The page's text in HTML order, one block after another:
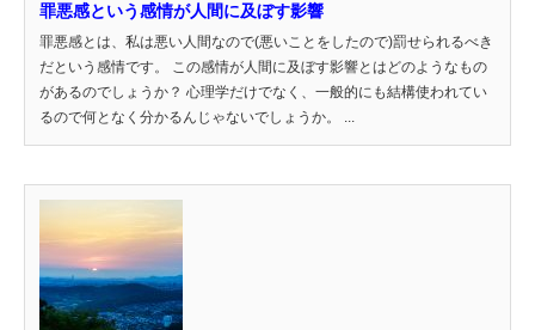
罪悪感という感情が人間に及ぼす影響
罪悪感とは、私は悪い人間なので(悪いことをしたので)罰せられるべき
だという感情です。 この感情が人間に及ぼす影響とはどのようなもの
があるのでしょうか？ 心理学だけでなく、一般的にも結構使われてい
るので何となく分かるんじゃないでしょうか。 ...